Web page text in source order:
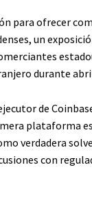
para ofrecer
un
durante
de
plataforma
verdadera
con